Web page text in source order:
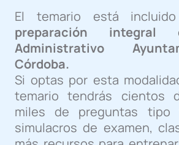
El temario está
preparación integral
Administrativo
Córdoba.
Si optas por esta
temario tendrás cientos
miles de preguntas tipo
simulacros de examen,